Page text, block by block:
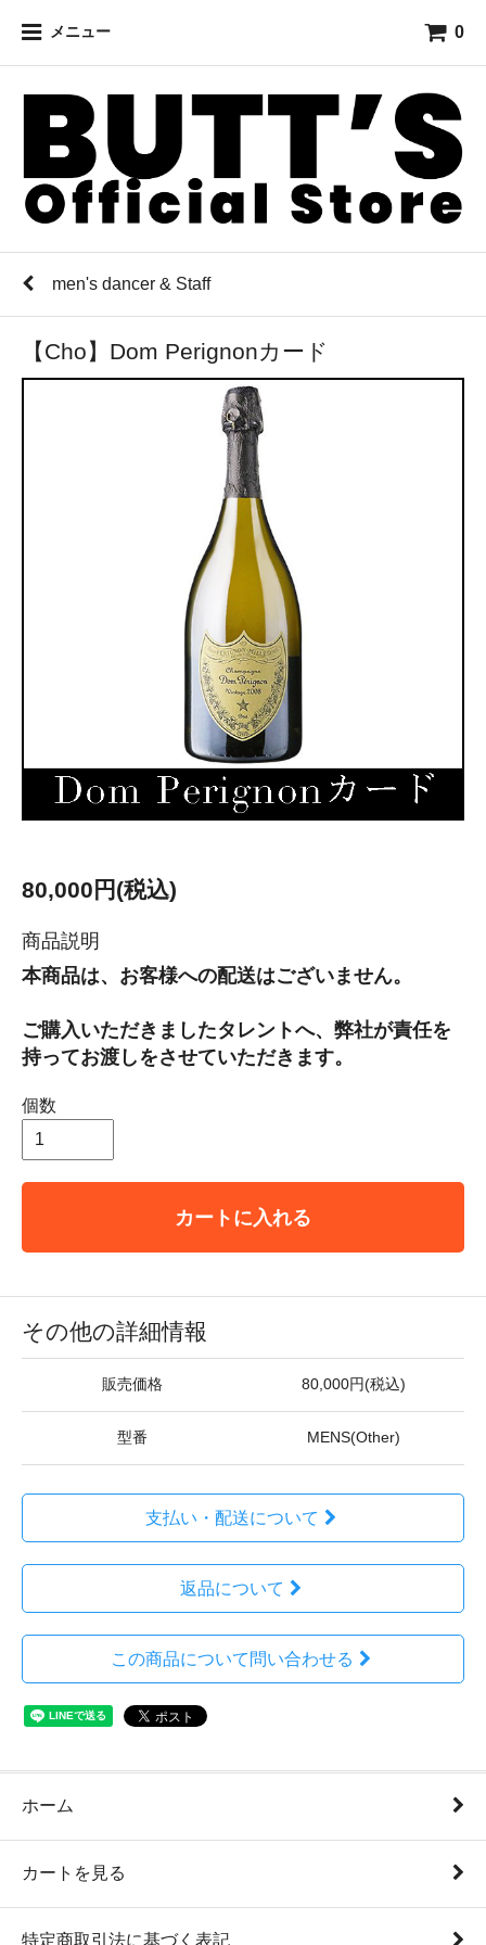
メニュー 0
men's dancer & Staff
【Cho】Dom Perignonカード
80,000円(税込)
商品説明
本商品は、お客様への配送はございません。
ご購入いただきましたタレントへ、弊社が責任を
持ってお渡しをさせていただきます。
個数
カートに入れる
その他の詳細情報
販売価格 80,000円(税込)
型番 MENS(Other)
支払い・配送について
返品について
この商品について問い合わせる
ホーム
カートを見る
特定商取引法に基づく表記